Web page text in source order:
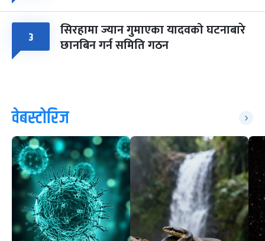
३ सिरहामा ज्यान गुमाएका यादवको घटनाबारे
छानबिन गर्न समिति गठन
वेबस्टोरिज